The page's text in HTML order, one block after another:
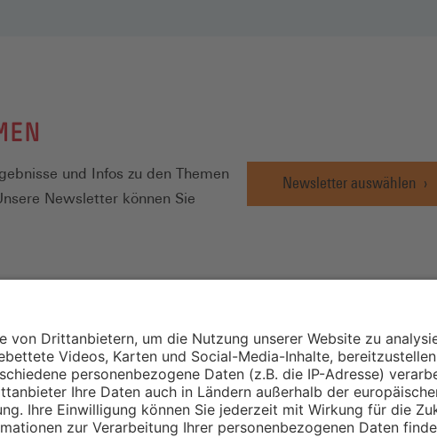
und Infos zu den Themen
Newsletter können Sie
Newsletter auswählen
Wirtschafts- und
Institut